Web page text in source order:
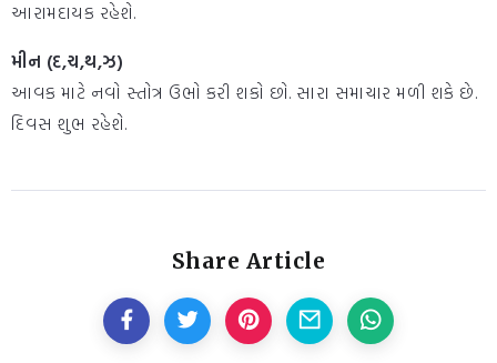
આરામદાયક રહેશે.
મીન (દ,ચ,થ,ઝ)
આવક માટે નવો સ્તોત્ર ઉભો કરી શકો છો. સારા સમાચાર મળી શકે છે.
દિવસ શુભ રહેશે.
Share Article